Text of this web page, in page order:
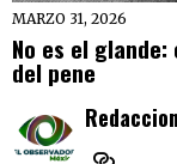
MARZO 31, 2026
No es el
del pene
Redaccion